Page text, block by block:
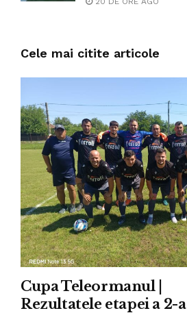
Cele mai citite articole
Cupa Teleormanul |
Rezultatele etapei a 2-a